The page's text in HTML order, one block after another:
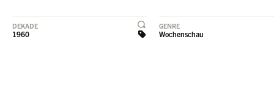
DEKADE
1960
GENRE
Wochenschau